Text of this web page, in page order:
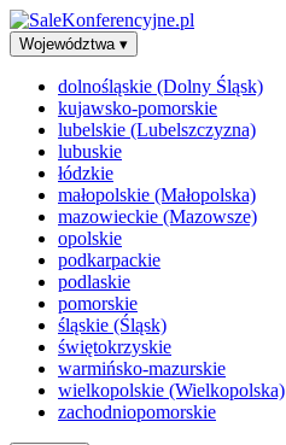
Województwa ▾
dolnośląskie (Dolny Śląsk)
kujawsko-pomorskie
lubelskie (Lubelszczyzna)
lubuskie
łódzkie
małopolskie (Małopolska)
mazowieckie (Mazowsze)
opolskie
podkarpackie
podlaskie
pomorskie
śląskie (Śląsk)
świętokrzyskie
warmińsko-mazurskie
wielkopolskie (Wielkopolska)
zachodniopomorskie